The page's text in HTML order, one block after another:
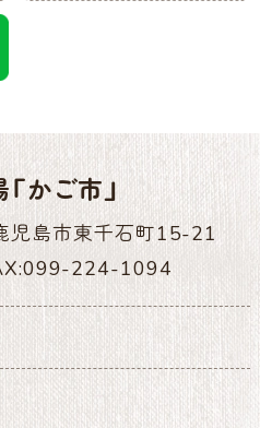
かご市」
島市東千石町15-21
224-1094